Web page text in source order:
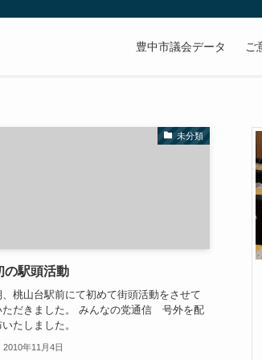
豊中市議会データ ご
未分類
の駅頭活動
、桃山台駅前にて初めて街頭活動をさせて
ただきました。 みんなの党通信 号外を配
いたしました。
2010年11月4日